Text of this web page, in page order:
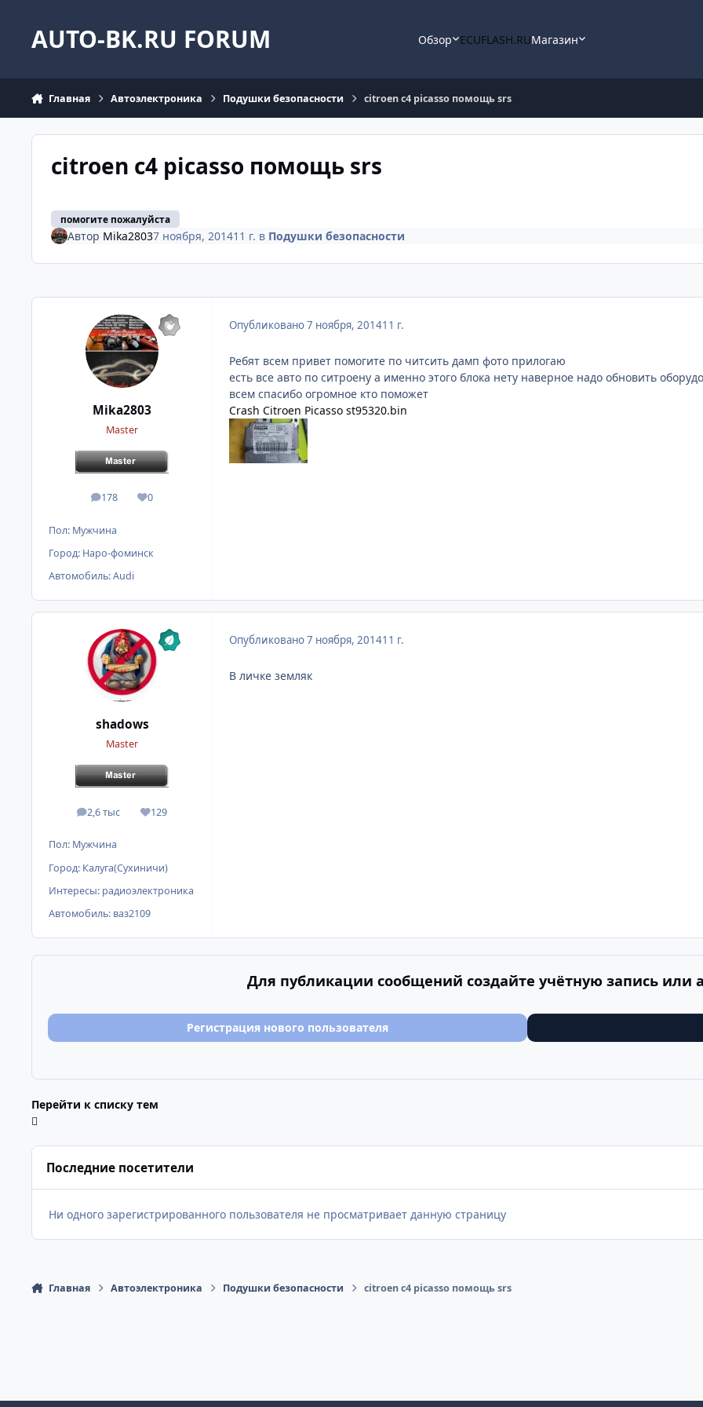
AUTO-BK.RU FORUM Обзор ECUFLASH.RUМагазин
Главная Автоэлектроника Подушки безопасности citroen c4 picasso помощь srs
citroen c4 picasso помощь srs
помогите пожалуйста
Автор Mika28037 ноября, 201411 г. в Подушки безопасности
Mika2803
Master
178
сообщения
0
Репутация
Пол: Мужчина
Город: Наро-фоминск
Автомобиль:Audi
Опубликовано7 ноября, 201411 г.
Ребят всем привет помогите по читсить дамп фото прилогаю
есть все авто по ситроену а именно этого блока нету наверное надо обновить
всем спасибо огромное кто поможет
Crash Citroen Picasso st95320.bin
shadows
Master
2,6 тыс
сообщения129
Репутация
Пол: Мужчина
Город: Калуга(Сухиничи)
Интересы: радиоэлектроника
Автомобиль: ваз2109
Опубликовано7 ноября, 201411 г.
В личке земляк
Для публикации сообщений создайте учётную запись или
Регистрация нового пользователя
Перейти к списку тем
Последние посетители
Ни одного зарегистрированного пользователя не просматривает данную страницу
Главная Автоэлектроника Подушки безопасности citroen c4 picasso помощь srs